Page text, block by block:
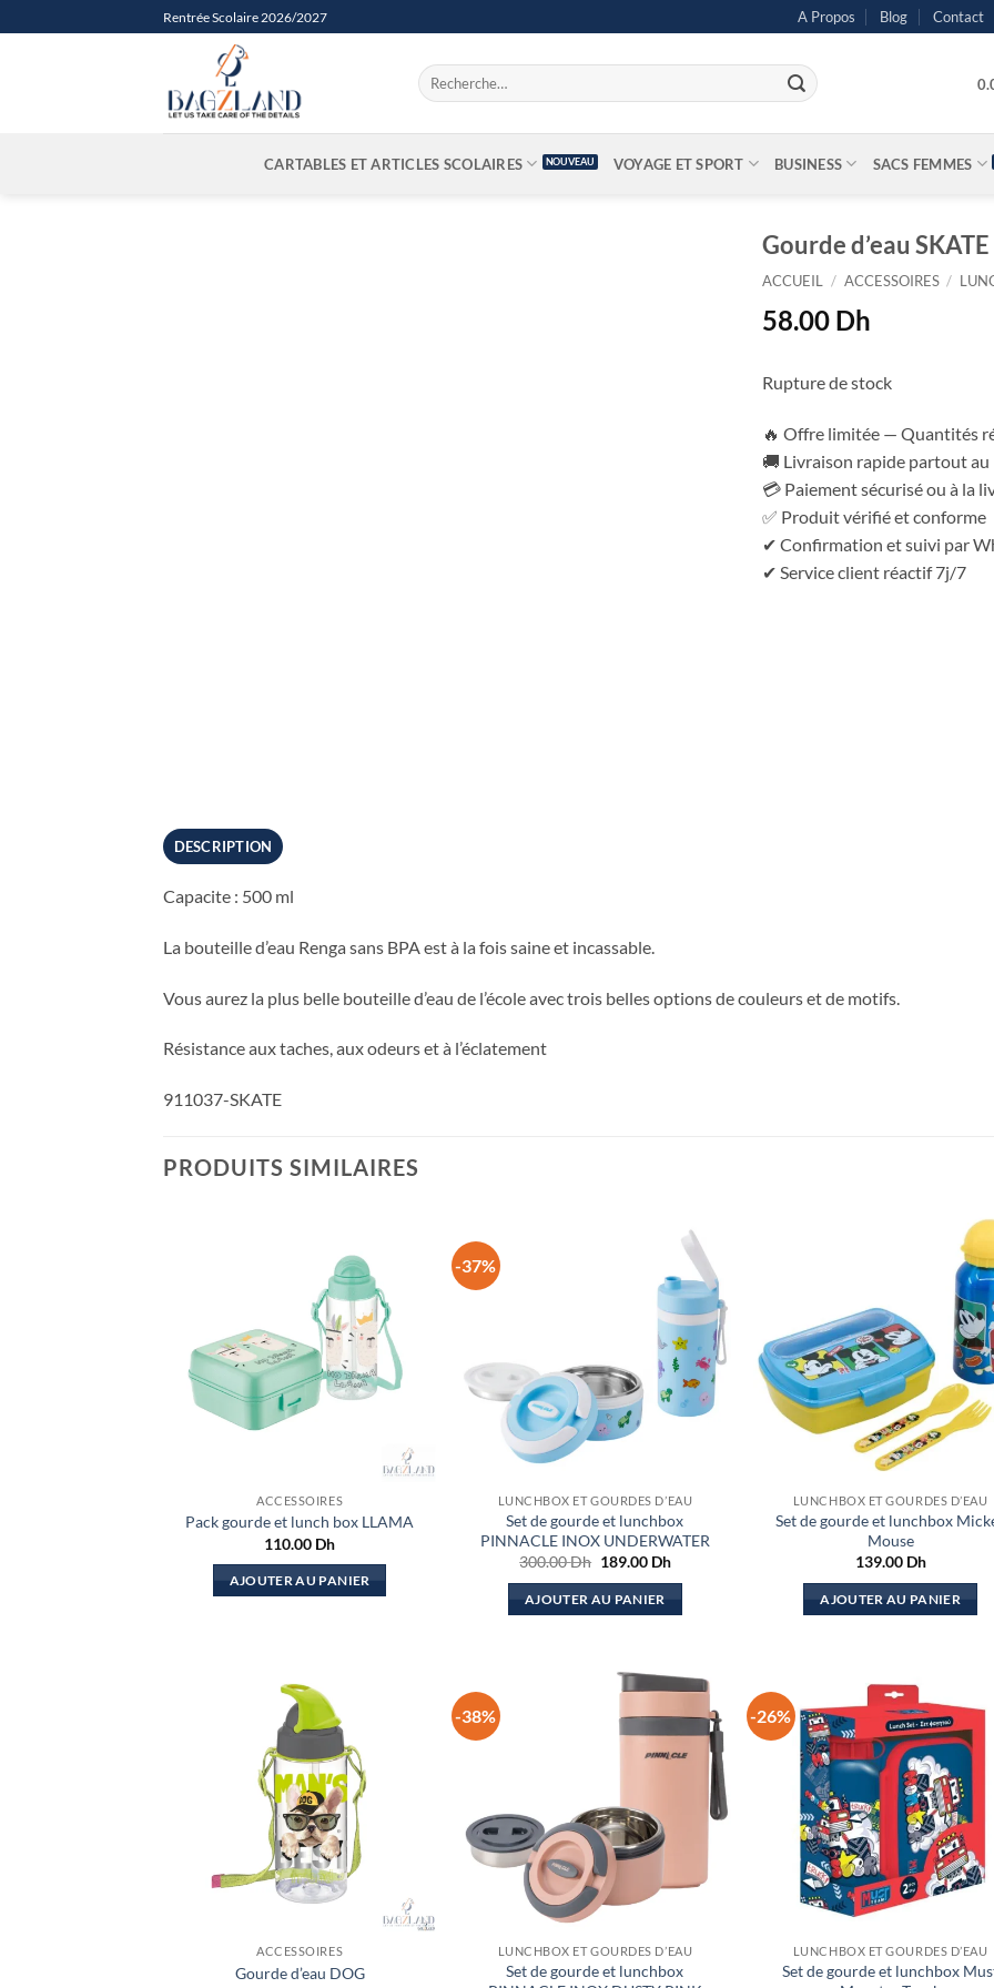
au
Rentrée Scolaire 2026/2027 A Propos Blog Contact
Recherche
pour :
CARTABLES ET ARTICLES SCOLAIRES VOYAGE ET SPORT BUSINESS SACS FEMMES
Gourde d’eau SKATE
ACCUEIL / ACCESSOIRES /
58.00 Dh
Rupture de stock
🔥 Offre limitée — Quantités
🚚 Livraison rapide partout
💳 Paiement sécurisé ou à la
✅ Produit vérifié et conforme
✔ Confirmation et suivi par
✔ Service client réactif 7j/7
DESCRIPTION
Capacite : 500 ml
La bouteille d’eau Renga sans BPA est à la fois saine et incassable.
Vous aurez la plus belle bouteille d’eau de l’école avec trois belles options de couleurs et de motifs.
Résistance aux taches, aux odeurs et à l’éclatement
911037-SKATE
PRODUITS SIMILAIRES
ACCESSOIRES
Pack gourde et lunch box LLAMA
110.00 Dh
AJOUTER AU PANIER
-37%
LUNCHBOX ET GOURDES D’EAU
Set de gourde et lunchbox
PINNACLE INOX UNDERWATER
300.00Dh Le
initial
était :
189.00 DhLe
AJOUTER AU PANIER
LUNCHBOX ET GOURDES D’EAU
Set de gourde et lunchbox
Mouse
139.00 Dh
AJOUTER AU PANIER
ACCESSOIRES
Gourde d’eau DOG
-38%
LUNCHBOX ET GOURDES D’EAU
Set de gourde et lunchbox
-26%
LUNCHBOX ET GOURDES D’EAU
Set de gourde et lunchbox